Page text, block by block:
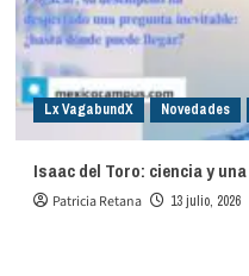
Lx VagabundX Novedades
Isaac del Toro: ciencia y
Patricia Retana 13 julio, 2026